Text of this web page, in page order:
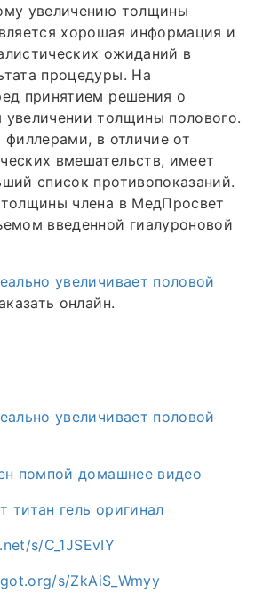
увеличению толщины
хорошая информация и
ожиданий в
процедуры. На
принятием решения о
увеличении толщины полового.
филлерами, в отличие от
вмешательств, имеет
список противопоказаний.
члена в МедПросвет
введенной гиалуроновой
увеличивает половой
онлайн.
увеличивает половой
помпой домашнее видео
титан гель оригинал
s/C_1JSEvIY
s/ZkAiS_Wmyy